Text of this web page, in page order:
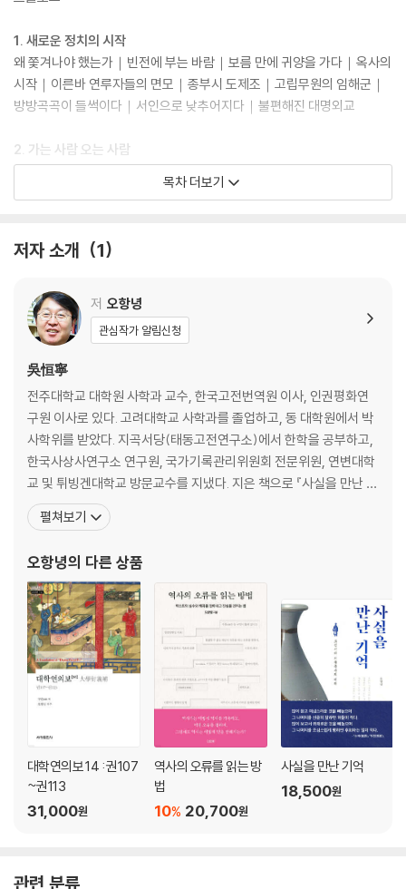
1. 새로운 정치의 시작
왜 쫓겨나야 했는가｜빈전에 부는 바람｜보름 만에 귀양을 가다｜옥사의
시작｜이른바 연루자들의 면모｜종부시 도제조｜고립무원의 임해군｜
방방곡곡이 들썩이다｜서인으로 낮추어지다｜불편해진 대명외교
2. 가는 사람 오는 사람
즉위식 장면, 그리고 함의｜변화의 연착륙｜유교 7신｜국가 오례와 즉위
｜여러 당파의 분리｜세자를 흔들다｜즉위 후의 조치｜무신년 당적｜우
이원익의 건의｜대 개혁, 대동법｜연산군, 그리고 인재｜율곡과 서애가
본 공납제｜재정 정상화가 필요하다｜조심스러운 시범사업｜왕실과 권
세가의 방납 커넥션｜뒤로 가는 광해군｜호조판서 황신 ｜국가재정 개혁
에 대한 비전｜사건의 상관성과 인과성｜좌절할 선혜, 대동법
4. 경연보다 친국이다
보수의 긍정성, 안정감｜땅은 위에, 하늘은 아래에｜파행, 문치주의의 교
훈｜아프다, 춥다, 덥다｜경연 vs 여알｜《서경》을 강의하다｜즐거운 공
부 시간｜뚱뚱해진 이유｜국문할 시간은 있어도｜드물어진 만남｜침묵
‘떠든 아이 효과’｜국왕의 첫 번째 하교｜사초를 태우고도｜사초 찾아 방
방곡곡｜들어가는 기록들 ｜실록이 잘못될 수 있다｜선조 23년? 24년?
｜실록청의 운영 개선안｜《선조실록》이 완성되다｜신록 수정에 대한 편
견｜사론의 수정
6. 과대 소비의 소용돌이
집은 커야 하는가｜불타버린 궁궐｜백성이 쉬어야 할 때｜목재, 석재,
철, 기와｜대동법을 가로막은 궁궐 공사｜풍수와 소문｜꼼꼼하고 섬세한
관심｜문제는 재정이다｜경복궁보다 10배 크다｜소요 비용의 추산｜주
춧돌을 빼어 바치고｜관직 매매 또는 죗값｜군량미를 빼어 쓰다｜남의
집 불 보듯
7. 절망 속에 피는 희망
목차 더보기
저자 소개 1
저 오항녕
관심작가 알림신청
吳恒寧
전주대학교 대학원 사학과 교수, 한국고전번역원 이사, 인권평화연
구원 이사로 있다. 고려대학교 사학과를 졸업하고, 동 대학원에서 박
사학위를 받았다. 지곡서당(태동고전연구소)에서 한학을 공부하고,
한국사상사연구소 연구원, 국가기록관리위원회 전문위원, 연변대학
교 및 튀빙겐대학교 방문교수를 지냈다. 지은 책으로 『사실을 만난 기
억: 조선시대 기축옥사의 이해』, 『역사학 1교시, 사실과 해석』, 『실록
이란 무엇인가』, 『호모 히스토리쿠스』, 『광해군, 그 위험한 거울』, 『밀
관제도 성립사』, 『조선초기 성리
펼쳐보기
오항녕의 다른 상품
대학연의보 14 : 권107
~권113
31,000원
역사의 오류를 읽는 방
법
20,700원
10%
사실을 만난 기억
18,500원
관련 분류